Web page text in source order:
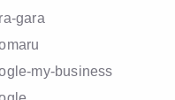
gara
my-business